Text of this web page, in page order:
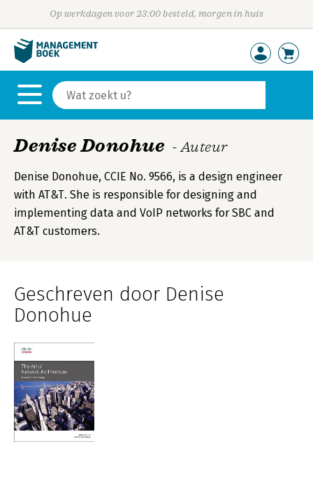
Op werkdagen voor 23:00 besteld, morgen in huis
Denise Donohue - Auteur
Denise Donohue, CCIE No. 9566, is a design engineer
with AT&T. She is responsible for designing and
implementing data and VoIP networks for SBC and
AT&T customers.
Geschreven door Denise
Donohue